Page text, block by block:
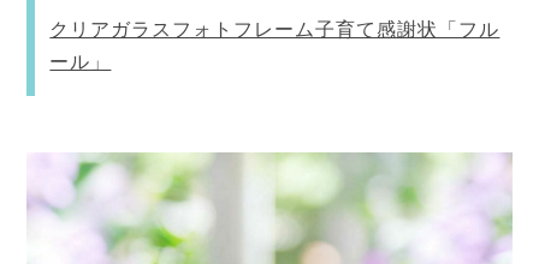
クリアガラスフォトフレーム子育て感謝状「フル
ール」